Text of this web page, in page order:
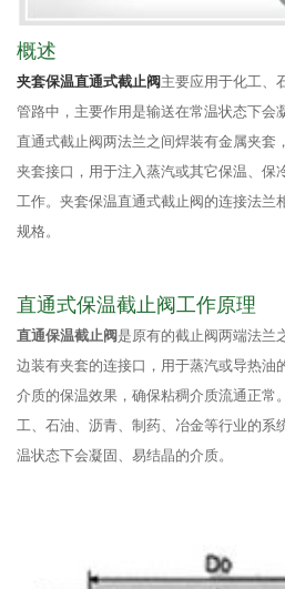
概述
夹套保温直通式截止阀主要应用于化工、
管路中，主要作用是输送在常温状态下会
直通式截止阀两法兰之间焊装有金属夹套
夹套接口，用于注入蒸汽或其它保温、保
工作。夹套保温直通式截止阀的连接法兰
规格。
直通式保温截止阀工作原理
直通保温截止阀是原有的截止阀两端法兰
边装有夹套的连接口，用于蒸汽或导热油
介质的保温效果，确保粘稠介质流通正常。
工、石油、沥青、制药、冶金等行业的系
温状态下会凝固、易结晶的介质。